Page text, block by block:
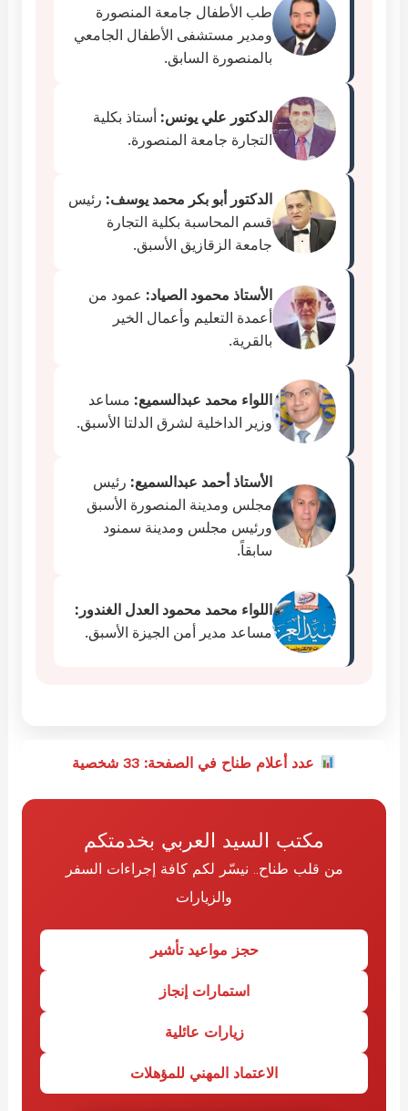
طب الأطفال جامعة المنصورة
ومدير مستشفى الأطفال الجامعي
بالمنصورة السابق.
الدكتور علي يونس: أستاذ بكلية
التجارة جامعة المنصورة.
الدكتور أبو بكر محمد يوسف: رئيس
قسم المحاسبة بكلية التجارة
جامعة الزقازيق الأسبق.
الأستاذ محمود الصياد: عمود من
أعمدة التعليم وأعمال الخير
بالقرية.
اللواء محمد عبدالسميع: مساعد
وزير الداخلية لشرق الدلتا الأسبق.
الأستاذ أحمد عبدالسميع: رئيس
مجلس ومدينة المنصورة الأسبق
ورئيس مجلس ومدينة سمنود
سابقاً.
اللواء محمد محمود العدل الغندور:
مساعد مدير أمن الجيزة الأسبق.
عدد أعلام طناح في الصفحة: 33 شخصية
مكتب السيد العربي بخدمتكم
من قلب طناح.. نيسّر لكم كافة إجراءات السفر
والزيارات
حجز مواعيد تأشير
استمارات إنجاز
زيارات عائلية
الاعتماد المهني للمؤهلات